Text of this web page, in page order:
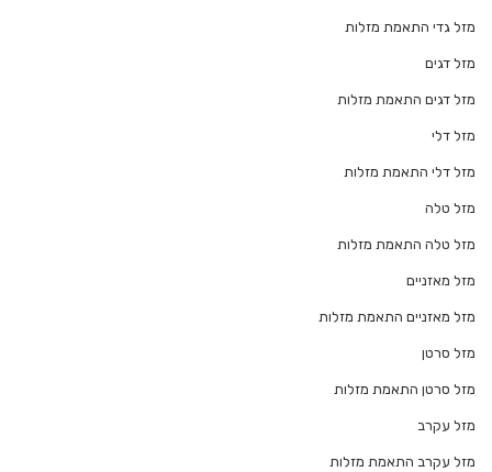
מזל גדי התאמת מזלות
מזל דגים
מזל דגים התאמת מזלות
מזל דלי
מזל דלי התאמת מזלות
מזל טלה
מזל טלה התאמת מזלות
מזל מאזניים
מזל מאזניים התאמת מזלות
מזל סרטן
מזל סרטן התאמת מזלות
מזל עקרב
מזל עקרב התאמת מזלות